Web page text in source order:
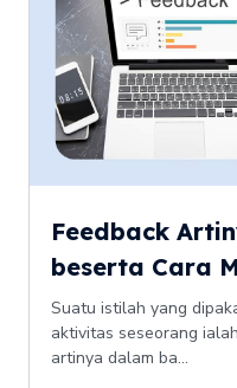
Feedback
beserta Cara
Suatu istilah yang
aktivitas seseorang
artinya dalam ba...